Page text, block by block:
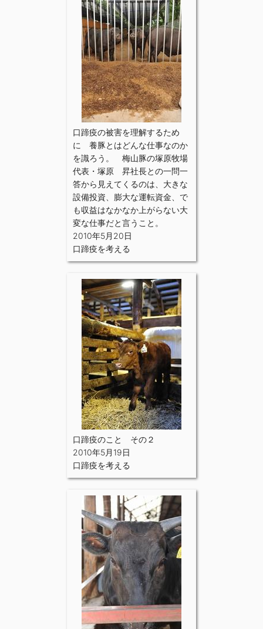
口蹄疫の被害を理解するため
に 養豚とはどんな仕事なのか
を識ろう。 梅山豚の塚原牧場
代表・塚原 昇社長との一問一
答から見えてくるのは、大きな
設備投資、膨大な運転資金、で
も収益はなかなか上がらない大
変な仕事だと言うこと。
2010年5月20日
口蹄疫を考える
口蹄疫のこと その２
2010年5月19日
口蹄疫を考える